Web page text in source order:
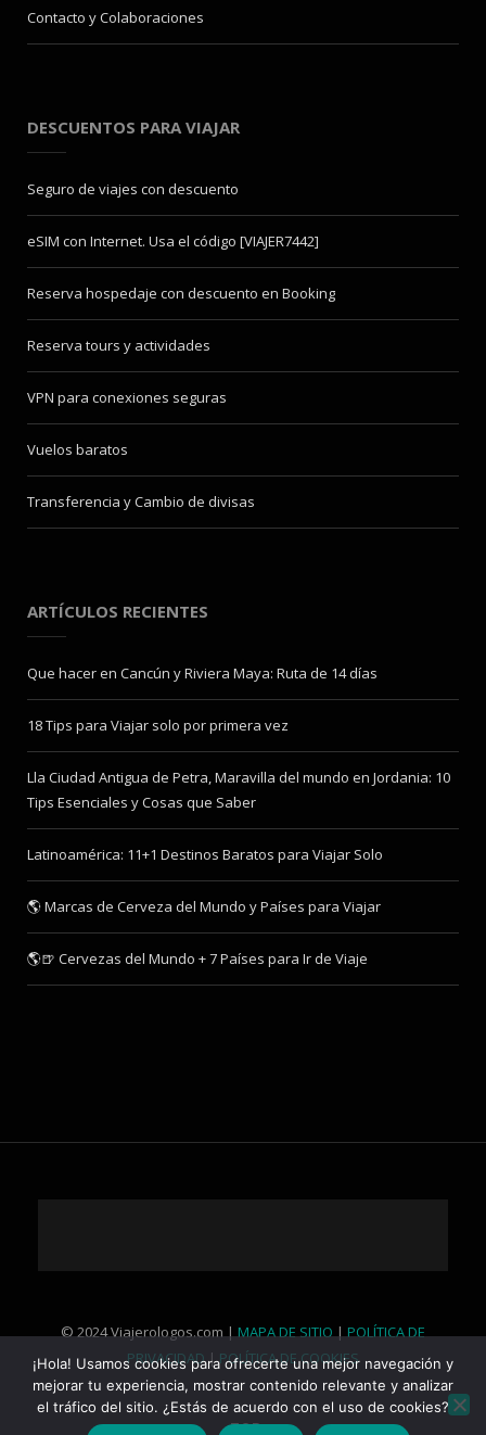
Contacto y Colaboraciones
DESCUENTOS PARA VIAJAR
Seguro de viajes con descuento
eSIM con Internet. Usa el código [VIAJER7442]
Reserva hospedaje con descuento en Booking
Reserva tours y actividades
VPN para conexiones seguras
Vuelos baratos
Transferencia y Cambio de divisas
ARTÍCULOS RECIENTES
Que hacer en Cancún y Riviera Maya: Ruta de 14 días
18 Tips para Viajar solo por primera vez
Lla Ciudad Antigua de Petra, Maravilla del mundo en Jordania: 10
Tips Esenciales y Cosas que Saber
Latinoamérica: 11+1 Destinos Baratos para Viajar Solo
🌎 Marcas de Cerveza del Mundo y Países para Viajar
🌎🍺 Cervezas del Mundo + 7 Países para Ir de Viaje
© 2024 Viajerologos.com |MAPA DE SITIO|POLÍTICA DE
PRIVACIDAD|POLÍTICA DE COOKIES
TOP
¡Hola! Usamos cookies para ofrecerte una mejor navegación y
mejorar tu experiencia, mostrar contenido relevante y analizar
el tráfico del sitio. ¿Estás de acuerdo con el uso de cookies?